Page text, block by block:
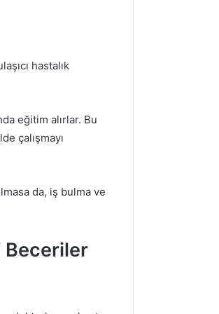
hastalık
eğitim alırlar. Bu
çalışmayı
da, iş bulma ve
Beceriler